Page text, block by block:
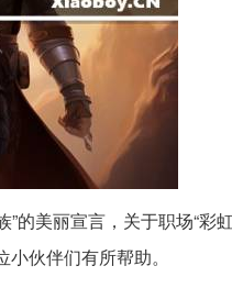
”的美丽宣言，关于职场“彩
伙伴们有所帮助。